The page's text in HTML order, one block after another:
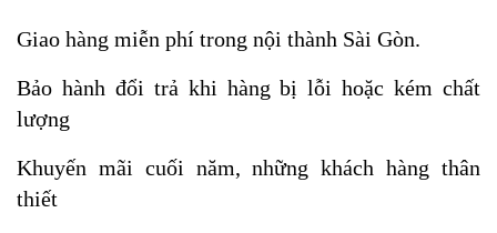
Giao hàng miễn phí trong nội thành Sài Gòn.
Bảo hành đổi trả khi hàng bị lỗi hoặc kém chất
lượng
Khuyến mãi cuối năm, những khách hàng thân
thiết